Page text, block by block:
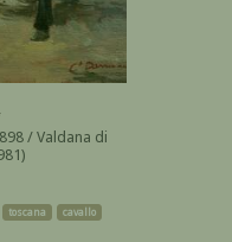
/ Valdana di
toscana
cavallo